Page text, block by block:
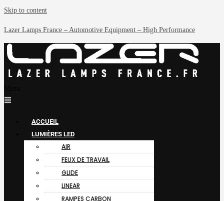
Skip to content
Lazer Lamps France – Automotive Equipment – High Performance
ACCUEIL
LUMIÈRES LED
AIR
FEUX DE TRAVAIL
GLIDE
LINEAR
RAMPES CARBON